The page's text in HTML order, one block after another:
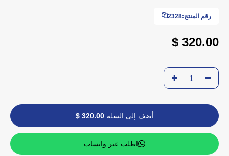
رقم المنتج:2328
320.00 $
أضف إلى السلة 320.00 $
اطلب عبر واتساب